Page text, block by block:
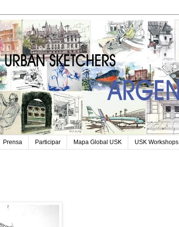
Prensa Participar Mapa Global USK USK Workshops